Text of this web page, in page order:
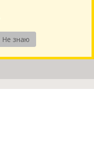
Не знаю